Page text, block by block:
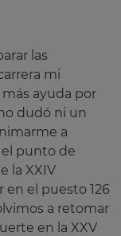
las
mi
ayuda por
dudó ni un
a
punto de
la XXIV
el puesto 126
a retomar
en la XXV